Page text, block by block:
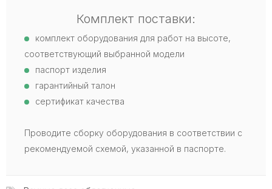
Комплект поставки:
комплект оборудования для работ на высоте,
соответствующий выбранной модели
паспорт изделия
гарантийный талон
сертификат качества
Проводите сборку оборудования в соответствии с
рекомендуемой схемой, указанной в паспорте.